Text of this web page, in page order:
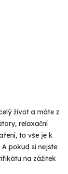
život a máte z
relaxační
to vše je k
pokud si nejste
na zážitek